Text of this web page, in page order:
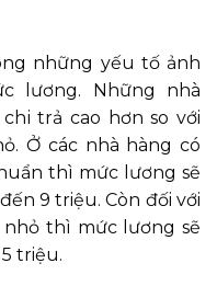
những yếu tố ảnh
lương. Những nhà
trả cao hơn so với
Ở các nhà hàng có
thì mức lương sẽ
9 triệu. Còn đối với
thì mức lương sẽ
triệu.